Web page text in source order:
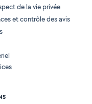
de la vie privée
et contrôle des avis